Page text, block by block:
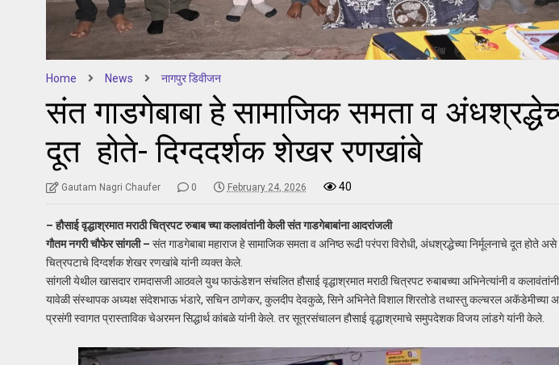
Home News नागपुर डिवीजन
संत गाडगेबाबा हे सामाजिक समता व
दूत होते- दिग्ददर्शक शेखर रणखांबे
Gautam Nagri Chaufer 0 February 24, 2026 40
– हौसाई वृद्धाश्रमात मराठी चित्रपट रुबाब च्या कलावंतांनी केली संत गाडगेबाबांना आदरांजली
गौतम नगरी चौफेर सांगली – संत गाडगेबाबा महाराज हे सामाजिक समता व अनिष्ठ रूढी परंपरा विरोधी, अंधश्रद्धेच्या निर्मूलनाचे दूत होते
चित्रपटाचे दिग्दर्शक शेखर रणखांबे यांनी व्यक्त केले.
सांगली येथील खासदार रामदासजी आठवले युथ फाऊंडेशन संचलित हौसाई वृद्धाश्रमात मराठी चित्रपट रुबाबच्या अभिनेत्यांनी व कलावंतांनी
यावेळी संस्थापक अध्यक्ष संदेशभाऊ भंडारे, सचिन ठाणेकर, कुलदीप देवकुळे, सिने अभिनेते विशाल शिरतोडे तथास्तु कल्चरल अकॅडेमीच्या
प्रसंगी स्वागत प्रास्ताविक चेअरमन सिद्धार्थ कांबळे यांनी केले. तर सूत्रसंचालन हौसाई वृद्धाश्रमाचे समुपदेशक विजय लांडगे यांनी केले.